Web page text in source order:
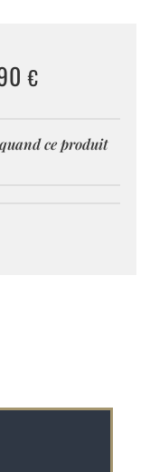
€
ce produit